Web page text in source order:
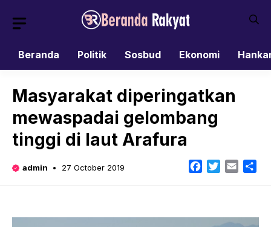
Beranda
Politik Sosbud Ekonomi
Masyarakat diperingatkan
mewaspadai gelombang
tinggi di laut Arafura
admin 27 October 2019 Facebook
TwitterEmail